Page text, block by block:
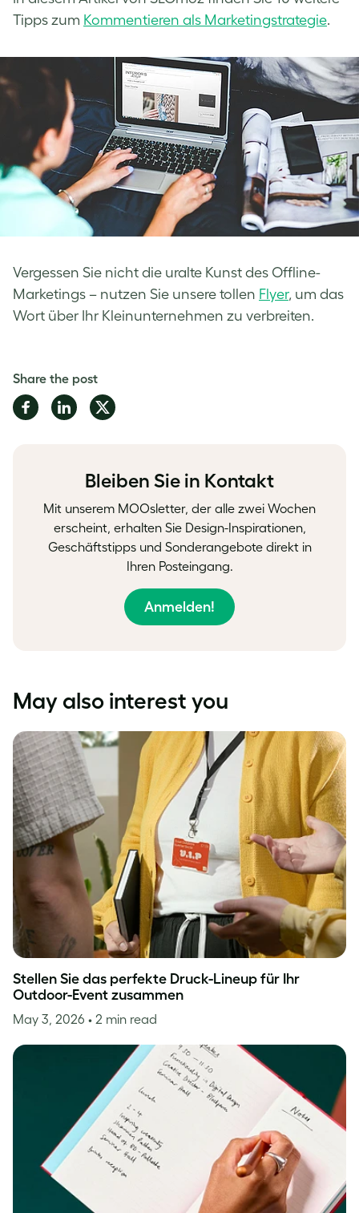
Tipps zum Kommentieren als Marketingstrategie.
Vergessen Sie nicht die uralte Kunst des Offline-
Marketings – nutzen Sie unsere tollen Flyer, um das
Wort über Ihr Kleinunternehmen zu verbreiten.
Share the post
Share Share Share
Bleiben Sie in Kontakt
Mit unserem MOOsletter, der alle zwei Wochen
erscheint, erhalten Sie Design-Inspirationen,
Geschäftstipps und Sonderangebote direkt in
Ihren Posteingang.
Anmelden!
May also interest you
Stellen Sie das perfekte Druck-Lineup für Ihr
Outdoor-Event zusammen
May 3, 2026 • 2 min read